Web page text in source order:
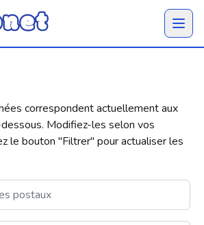
Ouvrir
correspondent actuellement aux
Modifiez-les selon vos
le bouton "Filtrer" pour actualiser les